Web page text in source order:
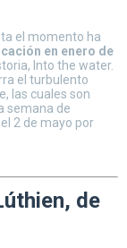
el momento ha
en enero de
Into the water.
el turbulento
las cuales son
semana de
2 de mayo por
de